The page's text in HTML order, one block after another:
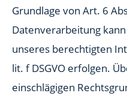
Grundlage von Art. 6
Datenverarbeitung
unseres berechtigten
lit. f DSGVO erfolgen.
einschlägigen